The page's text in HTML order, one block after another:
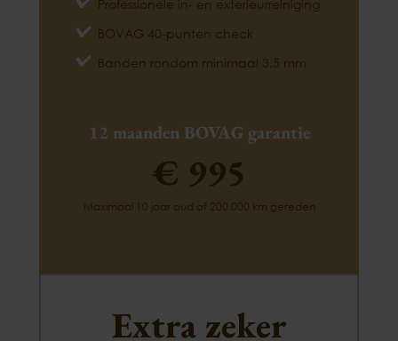
Professionele in- en exterieurreiniging
BOVAG 40-punten check
Banden rondom minimaal 3,5 mm
12 maanden BOVAG garantie
€ 995
Maximaal 10 jaar oud of 200.000 km gereden
Extra zeker